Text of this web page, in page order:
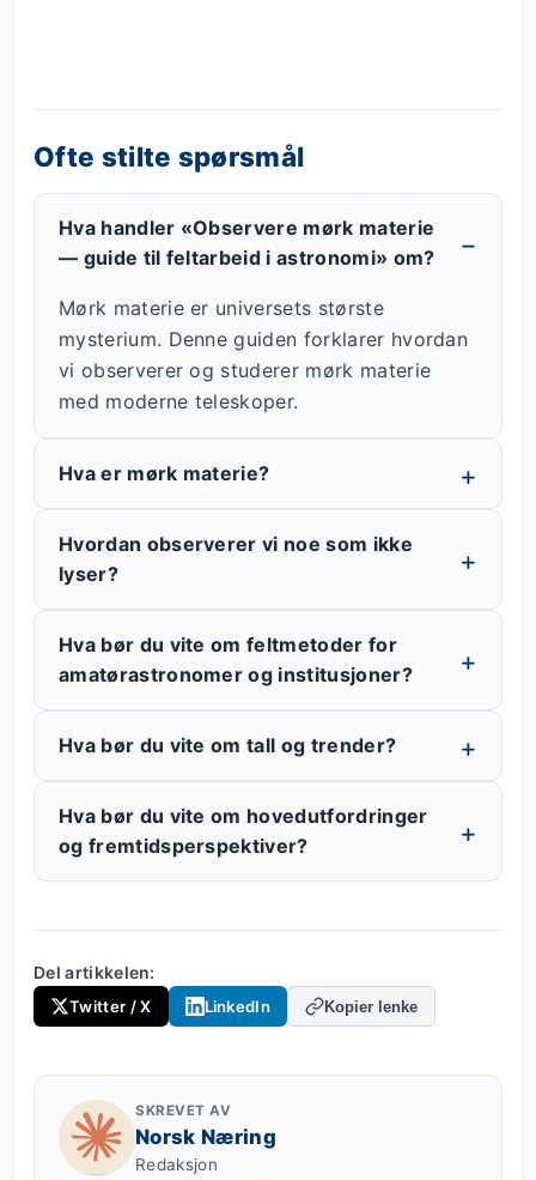
Ofte stilte spørsmål
Hva handler «Observere mørk materie
— guide til feltarbeid i astronomi» om?
Mørk materie er universets største
mysterium. Denne guiden forklarer hvordan
vi observerer og studerer mørk materie
med moderne teleskoper.
Hva er mørk materie?
Hvordan observerer vi noe som ikke
lyser?
Hva bør du vite om feltmetoder for
amatørastronomer og institusjoner?
Hva bør du vite om tall og trender?
Hva bør du vite om hovedutfordringer
og fremtidsperspektiver?
Del artikkelen:
Twitter / X LinkedIn Kopier lenke
SKREVET AV
Norsk Næring
Redaksjon